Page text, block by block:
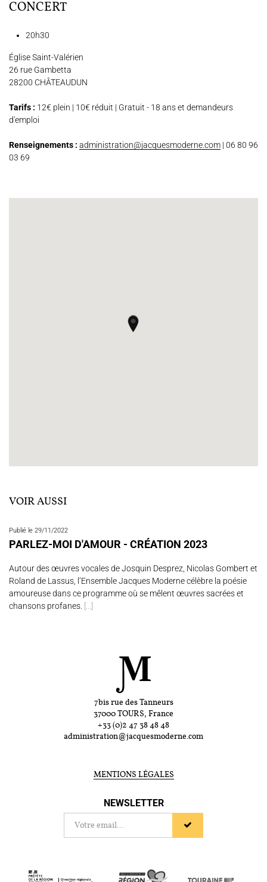
Espace Artistes Contact Presse Partenaires
CONCERT
20h30
Église Saint-Valérien
26 rue Gambetta
28200 CHÂTEAUDUN
Tarifs : 12€ plein | 10€ réduit | Gratuit - 18 ans et demandeurs
d'emploi
Renseignements : administration@jacquesmoderne.com | 06 80 96
03 69
VOIR AUSSI
Publié le 29/11/2022
PARLEZ-MOI D'AMOUR - CRÉATION 2023
Autour des œuvres vocales de Josquin Desprez, Nicolas Gombert et
Roland de Lassus, l’Ensemble Jacques Moderne célèbre la poésie
amoureuse dans ce programme où se mêlent œuvres sacrées et
chansons profanes. [...]
7bis rue des Tanneurs
37000 TOURS, France
+33 (0)2 47 38 48 48
administration@jacquesmoderne.com
MENTIONS LÉGALES
NEWSLETTER